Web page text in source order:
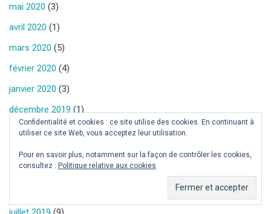
mai 2020 (3)
avril 2020 (1)
mars 2020 (5)
février 2020 (4)
janvier 2020 (3)
décembre 2019 (1)
novembre 2019(5)
octobre 2019(1)
septembre 2019(3)
Confidentialité et cookies : ce site utilise des cookies. En continuant à
utiliser ce site Web, vous acceptez leur utilisation.
Pour en savoir plus, notamment sur la façon de contrôler les cookies,
consultez : Politique relative aux cookies